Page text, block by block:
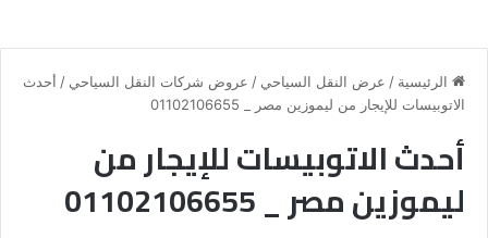
الرئيسية / عرض النقل السياحي / عروض شركات النقل السياحي / أحدث
الاتوبيسات للإيجار من ليموزين مصر _ 01102106655
أحدث الاتوبيسات للإيجار من
ليموزين مصر _ 01102106655